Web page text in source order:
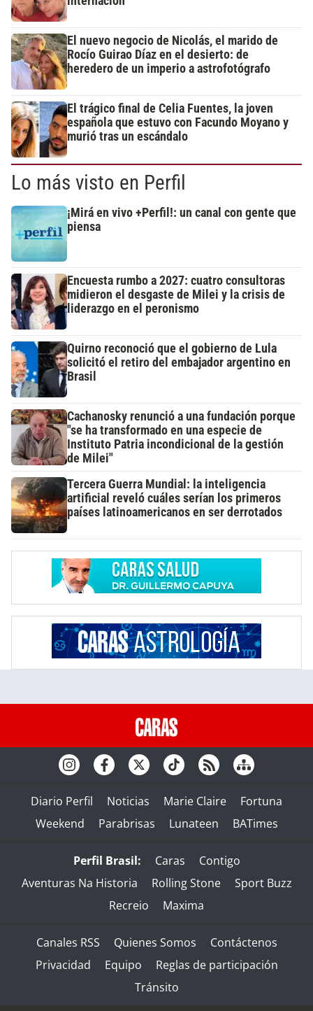
El nuevo negocio de Nicolás, el marido de
Rocío Guirao Díaz en el desierto: de
heredero de un imperio a astrofotógrafo
El trágico final de Celia Fuentes, la joven
española que estuvo con Facundo Moyano y
murió tras un escándalo
Lo más visto en Perfil
¡Mirá en vivo +Perfil!: un canal con gente que
piensa
Encuesta rumbo a 2027: cuatro consultoras
midieron el desgaste de Milei y la crisis de
liderazgo en el peronismo
Quirno reconoció que el gobierno de Lula
solicitó el retiro del embajador argentino en
Brasil
Cachanosky renunció a una fundación porque
"se ha transformado en una especie de
Instituto Patria incondicional de la gestión
de Milei"
Tercera Guerra Mundial: la inteligencia
artificial reveló cuáles serían los primeros
países latinoamericanos en ser derrotados
Diario Perfil Noticias Marie Claire
Fortuna
Weekend
Parabrisas Lunateen BATimes
Perfil Brasil: Caras
Contigo
Aventuras Na Historia
Rolling Stone
Sport Buzz
Recreio
Maxima
Canales RSS Quienes Somos
Contáctenos
Privacidad
Equipo
Reglas de participación
Tránsito